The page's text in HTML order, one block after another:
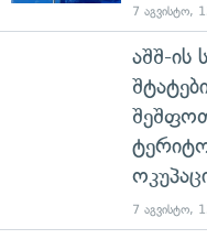
7 აგვისტო,
აშშ-ის
7 აგვისტო,